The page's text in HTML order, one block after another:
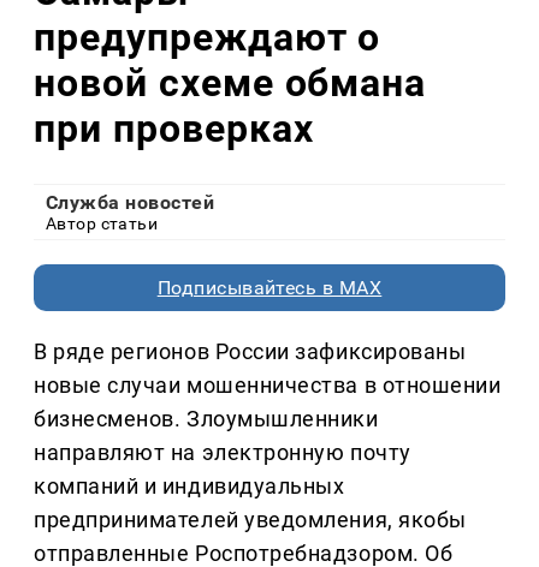
предупреждают о
новой схеме обмана
при проверках
Служба новостей
Автор статьи
Подписывайтесь в MAX
В ряде регионов России зафиксированы
новые случаи мошенничества в отношении
бизнесменов. Злоумышленники
направляют на электронную почту
компаний и индивидуальных
предпринимателей уведомления, якобы
отправленные Роспотребнадзором. Об